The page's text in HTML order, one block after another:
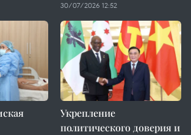
30/07/2026 12:52
Укрепление
политического доверия и